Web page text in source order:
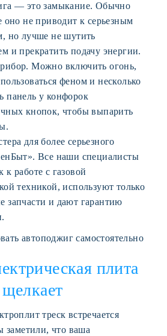
— это замыкание. Обычно
оно не приводит к серьезным
но лучше не шутить
и прекратить подачу энергии.
Можно включить огонь,
феном и несколько
панель у конфорок
кнопок, чтобы выпарить
для более серьезного
Все наши специалисты
работе с газовой
техникой, используют только
запчасти и дают гарантию
плита
щелкает
треск встречается
заметили, что ваша